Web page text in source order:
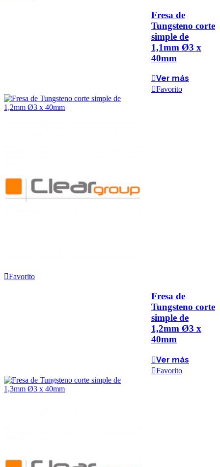
Fresa de
Tungsteno corte
simple de
1,1mm Ø3 x
40mm
Ver más
Favorito
Favorito
Fresa de
Tungsteno corte
simple de
1,2mm Ø3 x
40mm
Ver más
Favorito